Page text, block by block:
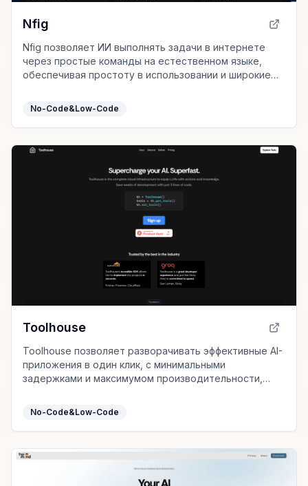
Nfig
Nfig позволяет ИИ выполнять задачи в интернете
через простые команды на естественном языке,
обеспечивая простоту в использовании и широкие
No-Code&Low-Code
Toolhouse
Toolhouse позволяет разворачивать эффективные AI-
приложения в один клик, с минимальными
задержками и максимумом производительности,
No-Code&Low-Code